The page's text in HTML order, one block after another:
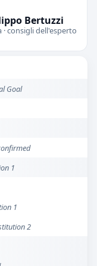
Bertuzzi
consigli dell'esperto
Goal
1
1
2